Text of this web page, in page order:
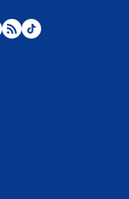
hasta infecciones: